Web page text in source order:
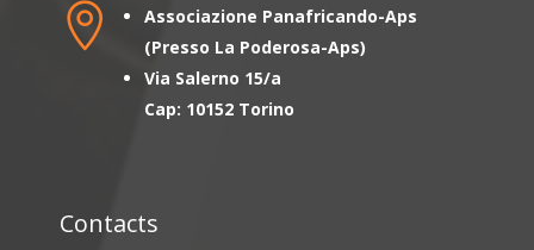

Associazione Panafricando-Aps
(Presso La Poderosa-Aps)
Via Salerno 15/a
Cap: 10152 Torino
Contacts